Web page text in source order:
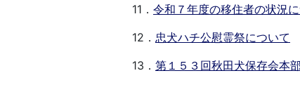
11． 令和７年度の移住者の状況
12． 忠犬ハチ公慰霊祭について
13． 第１５３回秋田犬保存会本